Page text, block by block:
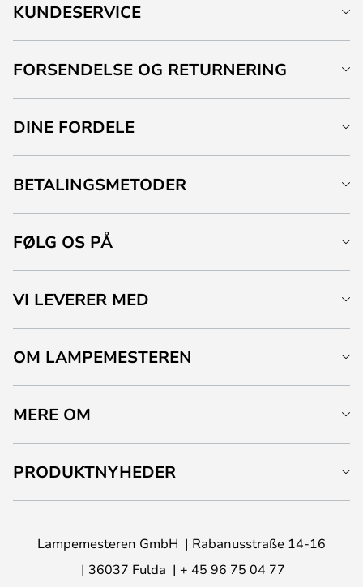
KUNDESERVICE
FORSENDELSE OG RETURNERING
DINE FORDELE
BETALINGSMETODER
FØLG OS PÅ
VI LEVERER MED
OM LAMPEMESTEREN
MERE OM
PRODUKTNYHEDER
Lampemesteren GmbH
Rabanusstraße 14-16
36037 Fulda
+ 45 96 75 04 77